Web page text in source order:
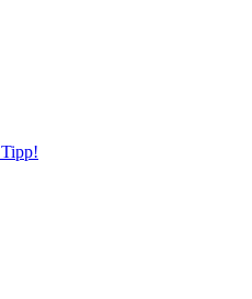
Tipp!